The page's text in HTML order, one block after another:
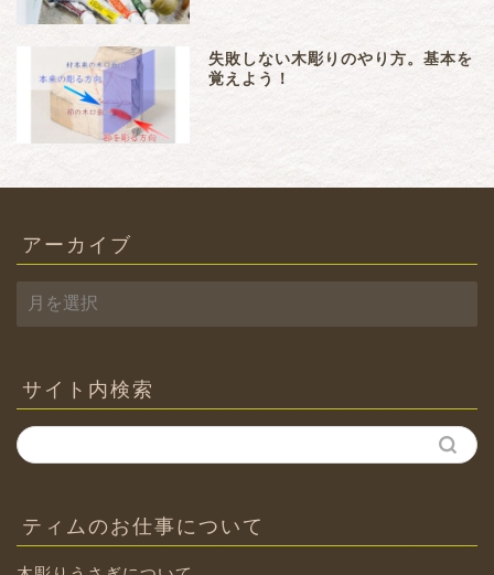
失敗しない木彫りのやり方。基本を
覚えよう！
アーカイブ
ー
ブ
サイト内検索
ティムのお仕事について